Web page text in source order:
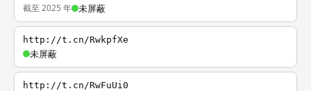
截至 2025 年 未屏蔽
http://t.cn/RwkpfXe
未屏蔽
http://t.cn/RwFuUi0